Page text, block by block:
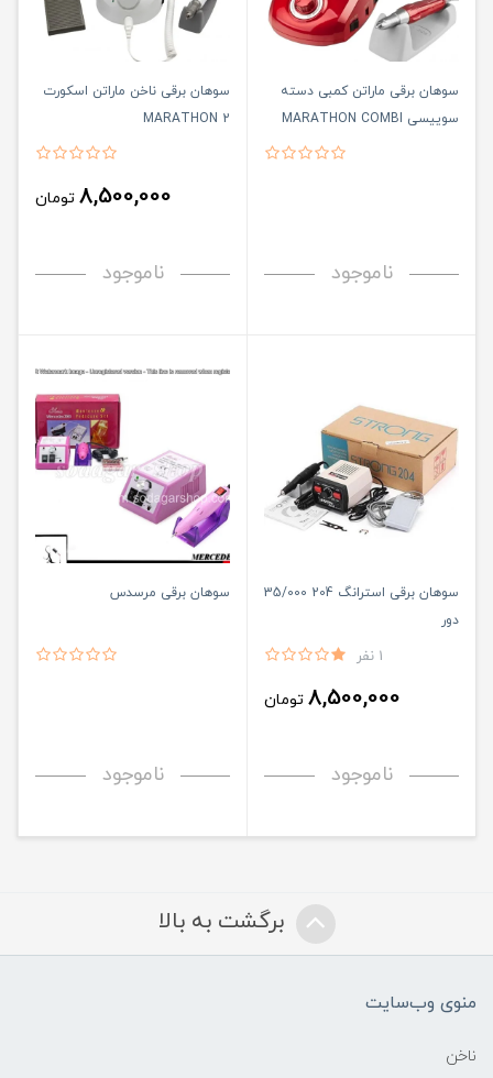
سوهان برقی ماراتن کمبی دسته
سوییسی MARATHON COMBI
ناموجود
سوهان برقی ناخن ماراتن اسکورت
2 MARATHON
8,500,000 تومان
ناموجود
سوهان برقی استرانگ 204 35/000
دور
1 نفر
8,500,000 تومان
ناموجود
سوهان برقی مرسدس
ناموجود
برگشت به بالا
منوی وب‌سایت
ناخن